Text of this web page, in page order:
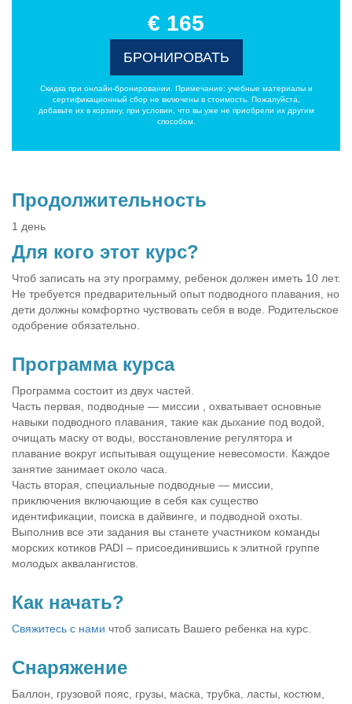
€ 165
БРОНИРОВАТЬ
Скидка при онлайн-бронировании. Примечание: учебные материалы и
сертификационный сбор не включены в стоимость. Пожалуйста,
добавьте их в корзину, при условии, что вы уже не приобрели их другим
способом.
Продолжительность
1 день
Для кого этот курс?
Чтоб записать на эту программу, ребенок должен иметь 10 лет.
Не требуется предварительный опыт подводного плавания, но
дети должны комфортно чуствовать себя в воде. Родительское
одобрение обязательно.
Программа курса
Программа состоит из двух частей.
Часть первая, подводные — миссии , охватывает основные
навыки подводного плавания, такие как дыхание под водой,
очищать маску от воды, восстановление регулятора и
плавание вокруг испытывая ощущение невесомости. Каждое
занятие занимает около часа.
Часть вторая, специальные подводные — миссии,
приключения включающие в себя как существо
идентификации, поиска в дайвинге, и подводной охоты.
Выполнив все эти задания вы станете участником команды
морских котиков PADI – присоединившись к элитной группе
молодых аквалангистов.
Как начать?
Свяжитесь с нами чтоб записать Вашего ребенка на курс.
Снаряжение
Баллон, грузовой пояс, грузы, маска, трубка, ласты, костюм,